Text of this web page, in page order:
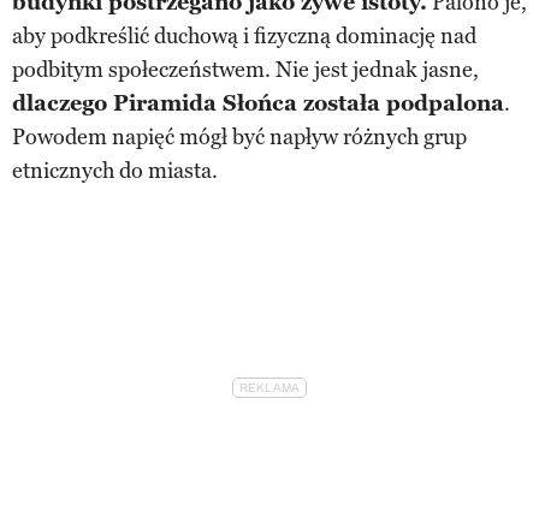
aby podkreślić duchową i fizyczną dominację nad
podbitym społeczeństwem. Nie jest jednak jasne,
dlaczego Piramida Słońca została podpalona.
Powodem napięć mógł być napływ różnych grup
etnicznych do miasta.